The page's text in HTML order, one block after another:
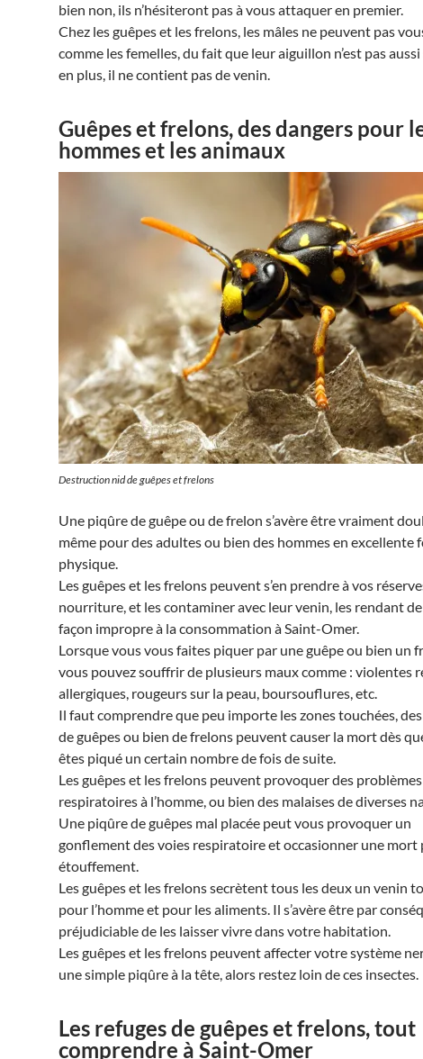
bien non, ils n’hésiteront pas à vous attaquer en premier.
Chez les guêpes et les frelons, les mâles ne peuvent pas
comme les femelles, du fait que leur aiguillon n’est pas
en plus, il ne contient pas de venin.
Guêpes et frelons, des dangers pour
hommes et les animaux
Destruction nid de guêpes et frelons
Une piqûre de guêpe ou de frelon s’avère être vraiment
même pour des adultes ou bien des hommes en excellente
physique.
Les guêpes et les frelons peuvent s’en prendre à vos
nourriture, et les contaminer avec leur venin, les rendant
façon impropre à la consommation à Saint-Omer.
Lorsque vous vous faites piquer par une guêpe ou bien un
vous pouvez souffrir de plusieurs maux comme : violentes
allergiques, rougeurs sur la peau, boursouflures, etc.
Il faut comprendre que peu importe les zones touchées,
de guêpes ou bien de frelons peuvent causer la mort dès
êtes piqué un certain nombre de fois de suite.
Les guêpes et les frelons peuvent provoquer des problèmes
respiratoires à l’homme, ou bien des malaises de diverses
Une piqûre de guêpes mal placée peut vous provoquer un
gonflement des voies respiratoire et occasionner une mort
étouffement.
Les guêpes et les frelons secrètent tous les deux un venin
pour l’homme et pour les aliments. Il s’avère être par
préjudiciable de les laisser vivre dans votre habitation.
Les guêpes et les frelons peuvent affecter votre système
une simple piqûre à la tête, alors restez loin de ces insectes.
Les refuges de guêpes et frelons, tout
comprendre à Saint-Omer